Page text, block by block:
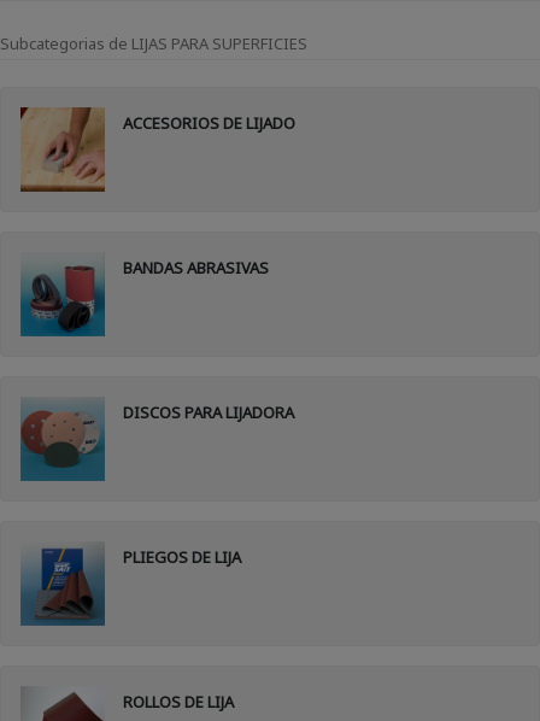
Subcategorias de LIJAS PARA SUPERFICIES
ACCESORIOS DE LIJADO
BANDAS ABRASIVAS
DISCOS PARA LIJADORA
PLIEGOS DE LIJA
ROLLOS DE LIJA